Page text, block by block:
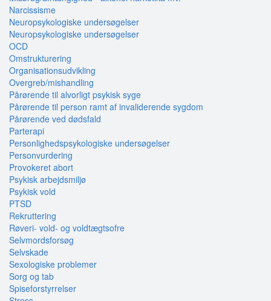
Narcissisme
Neuropsykologiske undersøgelser
Neuropsykologiske undersøgelser
OCD
Omstrukturering
Organisationsudvikling
Overgreb/mishandling
Pårørende til alvorligt psykisk syge
Pårørende til person ramt af invaliderende sygdom
Pårørende ved dødsfald
Parterapi
Personlighedspsykologiske undersøgelser
Personvurdering
Provokeret abort
Psykisk arbejdsmiljø
Psykisk vold
PTSD
Rekruttering
Røveri- vold- og voldtægtsofre
Selvmordsforsøg
Selvskade
Sexologiske problemer
Sorg og tab
Spiseforstyrrelser